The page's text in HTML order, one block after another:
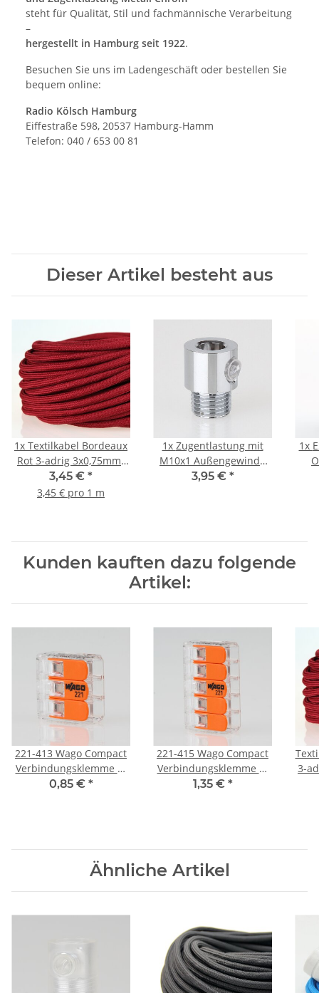
steht für Qualität, Stil und fachmännische Verarbeitung
–
hergestellt in Hamburg seit 1922.
Besuchen Sie uns im Ladengeschäft oder bestellen Sie
bequem online:
Radio Kölsch Hamburg
Eiffestraße 598, 20537 Hamburg-Hamm
Telefon: 040 / 653 00 81
Dieser Artikel besteht aus
1x Textilkabel Bordeaux
Rot 3-adrig 3x0,75mm²
Zug-Pendelleitung
S03RT-F 3G0,75
3,45 € *
3,45 € pro 1 m
1x Zugentlastung mit
M10x1 Außengewinde
für Kabel 13x17mm
3,95 € *
1x
Kunden kauften dazu folgende
Artikel:
221-413 Wago Compact
Verbindungsklemme 3-
polig für alle
0,85 € *
221-415 Wago Compact
Verbindungsklemme 5-
polig für alle
1,35 € *
3-
Ähnliche Artikel